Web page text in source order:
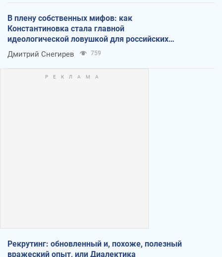
В плену собственных мифов: как
Константиновка стала главной
идеологической ловушкой для российских
оккупантов
Дмитрий Снегирев 759
Рекрутинг: обновленный и, похоже, полезный
вражеский опыт, или Диалектика